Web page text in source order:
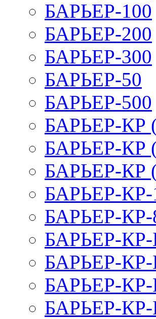
БАРЬЕР-100
БАРЬЕР-200
БАРЬЕР-300
БАРЬЕР-50
БАРЬЕР-500
БАРЬЕР-КР
БАРЬЕР-КР
БАРЬЕР-КР
БАРЬЕР-КР-
БАРЬЕР-КР-
БАРЬЕР-КР-
БАРЬЕР-КР-
БАРЬЕР-КР-
БАРЬЕР-